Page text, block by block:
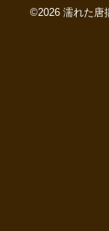
©2026 濡れた唐